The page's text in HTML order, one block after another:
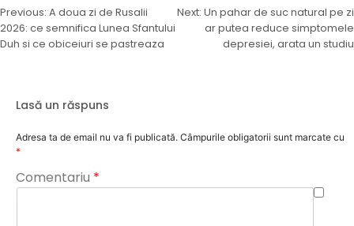
Navigare
în
Previous: A doua zi de Rusalii
2026: ce semnifica Lunea Sfantului
Duh si ce obiceiuri se pastreaza
Next: Un pahar de suc natural pe zi
ar putea reduce simptomele
depresiei, arata un studiu
Lasă un răspuns
Adresa ta de email nu va fi publicată. Câmpurile obligatorii sunt marcate cu
*
Comentariu *